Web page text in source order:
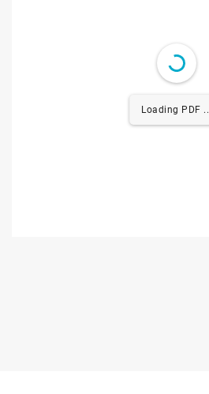
Loading PDF